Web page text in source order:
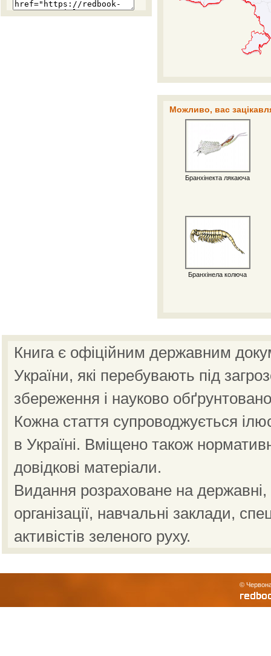
Можливо, вас
Бранхінекта лякаюча
Бранхінела колюча
Книга є офіційним державним
України, які перебувають під
збереження і науково
Кожна стаття супроводжується
в Україні. Вміщено також
довідкові матеріали.
Видання розраховане на державні,
організації, навчальні заклади,
активістів зеленого руху.
©